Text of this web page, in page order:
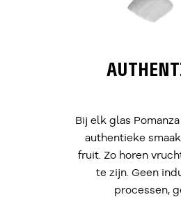
Bij elk glas
authentieke
fruit. Zo horen
te zijn. Geen
processen,